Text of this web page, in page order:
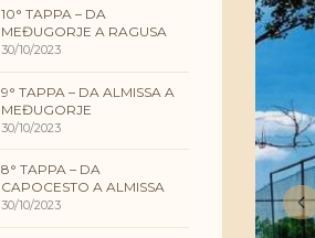
10° TAPPA – DA
MEĐUGORJE A RAGUSA
30/10/2023
9° TAPPA – DA ALMISSA A
MEĐUGORJE
30/10/2023
8° TAPPA – DA
CAPOCESTO A ALMISSA
30/10/2023